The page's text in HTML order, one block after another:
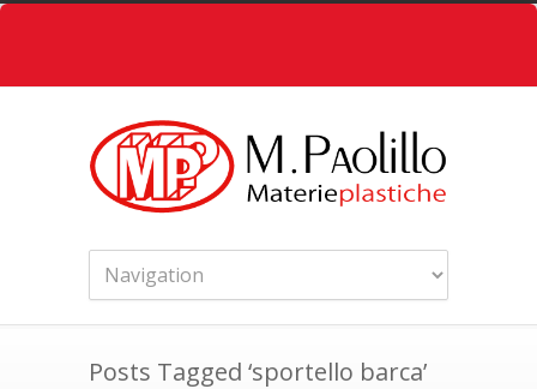
Posts Tagged ‘sportello barca’